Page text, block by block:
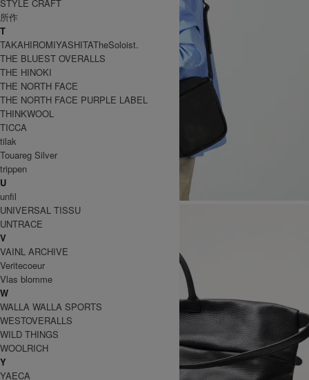
STYLE CRAFT
所作
T
TAKAHIROMIYASHITATheSoloist.
THE BLUEST OVERALLS
THE HINOKI
THE NORTH FACE
THE NORTH FACE PURPLE LABEL
THINKWOOL
TICCA
tilak
Touareg Silver
trippen
U
unfil
UNIVERSAL TISSU
UNTRACE
V
VAINL ARCHIVE
Veritecoeur
Vlas blomme
W
WALLA WALLA SPORTS
WESTOVERALLS
WILD THINGS
WOOLRICH
Y
YAECA